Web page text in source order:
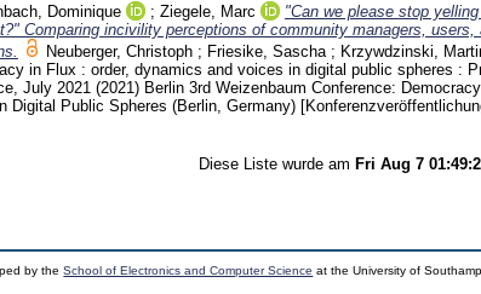
Dominique ; Ziegele, Marc
"Can we please stop
Comparing incivility perceptions of community managers,
Neuberger, Christoph ; Friesike, Sascha ; Krzywdzinski,
in Flux : order, dynamics and voices in digital public spheres :
July 2021 (2021) Berlin 3rd Weizenbaum Conference:
Digital Public Spheres (Berlin, Germany)
Diese Liste wurde am Fri Aug 7
by theSchool of Electronics and Computer Science at the University of